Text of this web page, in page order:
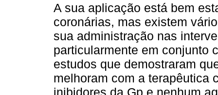
A sua aplicação está bem
coronárias, mas existem
sua administração nas
particularmente em conjunto
estudos que demostraram
melhoram com a terapêutica
inibidores da Gp e nenhum